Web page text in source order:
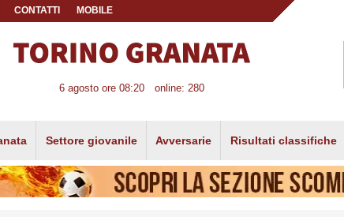
CONTATTI MOBILE
6 agosto ore 08:20 online: 280
Settore giovanile Avversarie Risultati classifiche